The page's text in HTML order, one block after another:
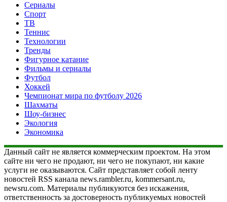
Сериалы
Спорт
ТВ
Теннис
Технологии
Тренды
Фигурное катание
Фильмы и сериалы
Футбол
Хоккей
Чемпионат мира по футболу 2026
Шахматы
Шоу-бизнес
Экология
Экономика
Данный сайт не является коммерческим проектом. На этом
сайте ни чего не продают, ни чего не покупают, ни какие
услуги не оказываются. Сайт представляет собой ленту
новостей RSS канала news.rambler.ru, kommersant.ru,
newsru.com. Материалы публикуются без искажения,
ответственность за достоверность публикуемых новостей